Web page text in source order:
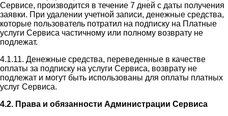
Сервисе, производится в течение 7 дней с даты получения
заявки. При удалении учетной записи, денежные средства,
которые пользователь потратил на подписку на Платные
услуги Сервиса частичному или полному возврату не
подлежат.
4.1.11. Денежные средства, переведенные в качестве
оплаты за подписку на услуги Сервиса, возврату не
подлежат и могут быть использованы для оплаты платных
услуг Сервиса.
4.2. Права и обязанности Администрации Сервиса